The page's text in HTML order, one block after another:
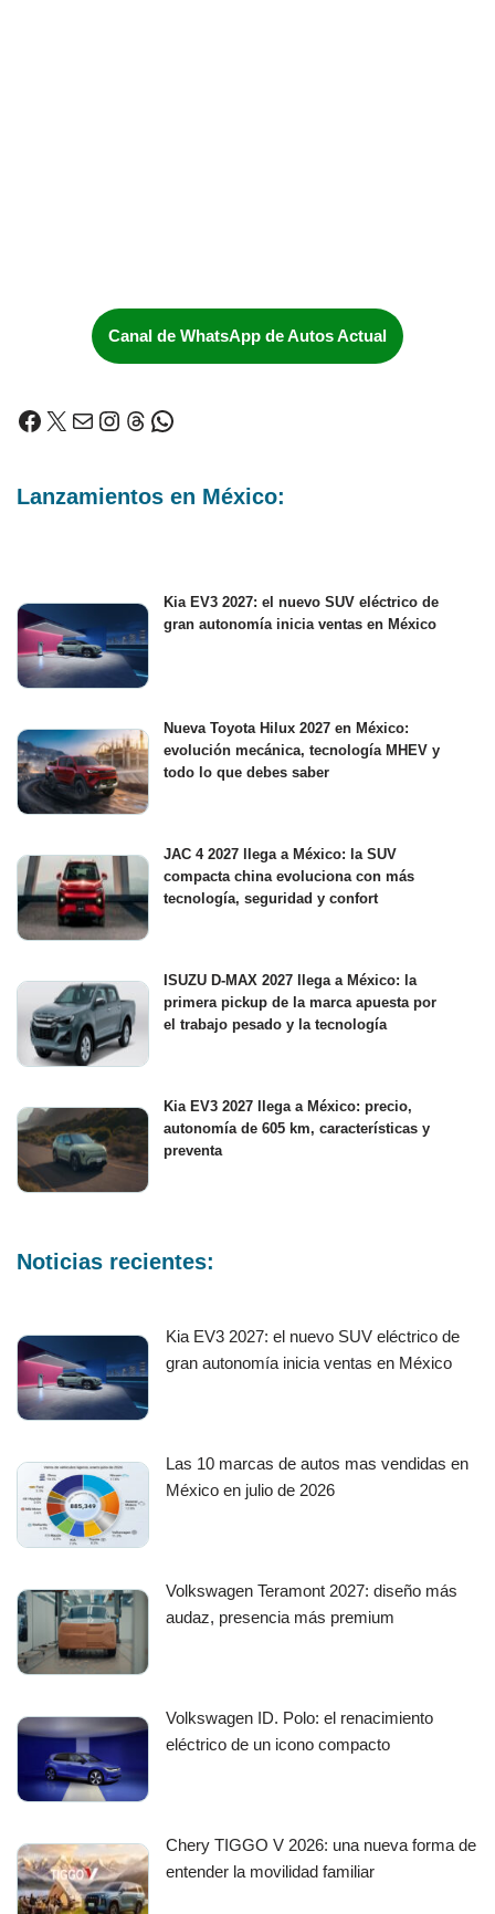
Canal de WhatsApp de Autos Actual
Lanzamientos en México:
Kia EV3 2027: el nuevo SUV eléctrico de
gran autonomía inicia ventas en México
Nueva Toyota Hilux 2027 en México:
evolución mecánica, tecnología MHEV y
todo lo que debes saber
JAC 4 2027 llega a México: la SUV
compacta china evoluciona con más
tecnología, seguridad y confort
ISUZU D-MAX 2027 llega a México: la
primera pickup de la marca apuesta por
el trabajo pesado y la tecnología
Kia EV3 2027 llega a México: precio,
autonomía de 605 km, características y
preventa
Noticias recientes:
Kia EV3 2027: el nuevo SUV eléctrico de
gran autonomía inicia ventas en México
Las 10 marcas de autos mas vendidas en
México en julio de 2026
Volkswagen Teramont 2027: diseño más
audaz, presencia más premium
Volkswagen ID. Polo: el renacimiento
eléctrico de un icono compacto
Chery TIGGO V 2026: una nueva forma de
entender la movilidad familiar